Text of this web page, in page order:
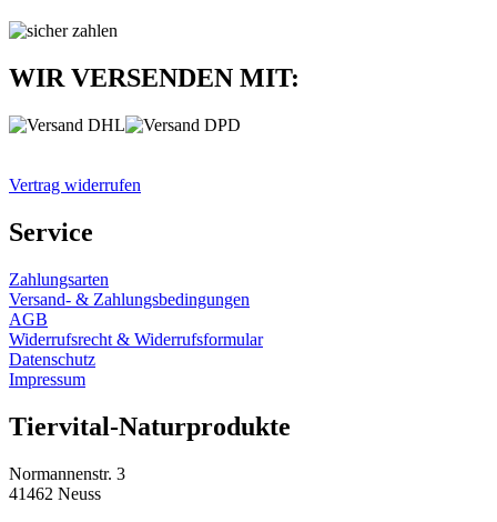
WIR VERSENDEN MIT:
Vertrag widerrufen
Service
Zahlungsarten
Versand- & Zahlungsbedingungen
AGB
Widerrufsrecht & Widerrufsformular
Datenschutz
Impressum
Tiervital-Naturprodukte
Normannenstr. 3
41462 Neuss